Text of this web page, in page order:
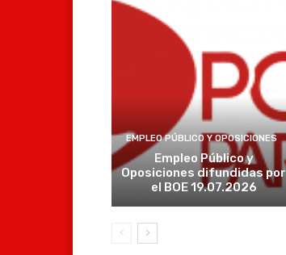
EMPLEO PÚBLICO Y OPOSICIONES
Empleo Público y
Oposiciones difundidas por
el BOE 19.07.2026